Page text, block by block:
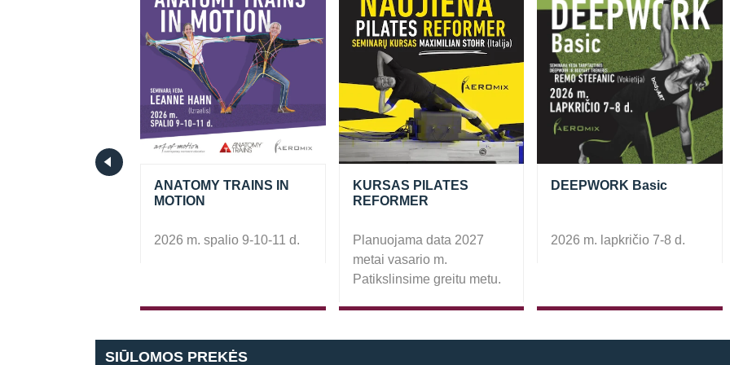
ANATOMY TRAINS IN
MOTION
2026 m. spalio 9-10-11 d.
KURSAS PILATES
REFORMER
Planuojama data 2027
metai vasario m.
Patikslinsime greitu metu.
DEEPWORK Basic
2026 m. lapkričio 7-8 d.
SIŪLOMOS PREKĖS